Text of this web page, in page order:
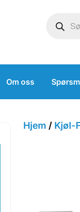
Om oss
Hjem / Kjøl-